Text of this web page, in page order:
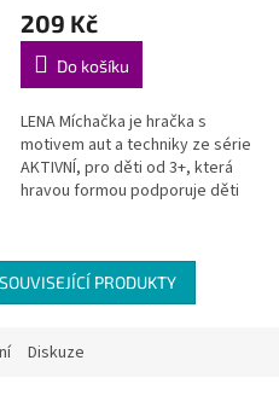
209 Kč
Do košíku
LENA Míchačka je hračka s
motivem aut a techniky ze série
AKTIVNÍ, pro děti od 3+, která
hravou formou podporuje děti
PRODUKTY
Diskuze